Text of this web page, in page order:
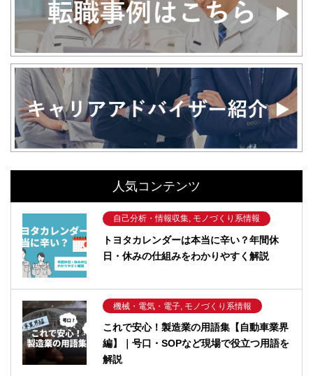
人気コンテンツ
自己分析・情報収集, モノづくり系情報
トヨタカレンダーは本当に辛い？年間休
日・休みの仕組みをわかりやすく解説
機械・電気・電子, モノづくり系情報
これで安心！製造業の用語集【自動車業界
編】｜号口・SOPなど現場で役立つ用語を
解説